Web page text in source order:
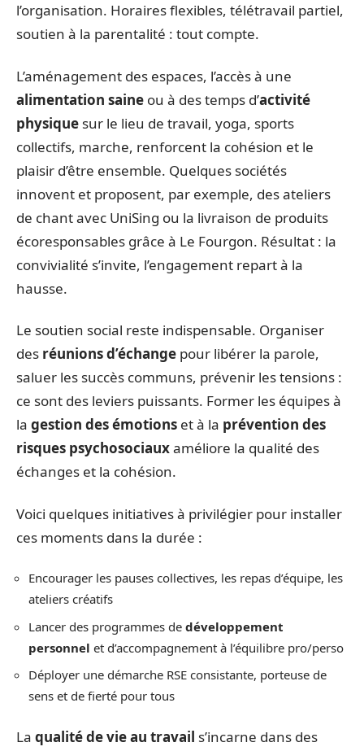
l’organisation. Horaires flexibles, télétravail partiel,
soutien à la parentalité : tout compte.
L’aménagement des espaces, l’accès à une
alimentation saine ou à des temps d’activité
physique sur le lieu de travail, yoga, sports
collectifs, marche, renforcent la cohésion et le
plaisir d’être ensemble. Quelques sociétés
innovent et proposent, par exemple, des ateliers
de chant avec UniSing ou la livraison de produits
écoresponsables grâce à Le Fourgon. Résultat : la
convivialité s’invite, l’engagement repart à la
hausse.
Le soutien social reste indispensable. Organiser
des réunions d’échange pour libérer la parole,
saluer les succès communs, prévenir les tensions :
ce sont des leviers puissants. Former les équipes à
la gestion des émotions et à la prévention des
risques psychosociauxaméliore la qualité des
échanges et la cohésion.
Voici quelques initiatives à privilégier pour installer
ces moments dans la durée :
Encourager les pauses collectives, les repas d’équipe, les
ateliers créatifs
Lancer des programmes de développement
personnel et d’accompagnement à l’équilibre pro/perso
Déployer une démarche RSE consistante, porteuse de
sens et de fierté pour tous
La qualité de vie au travail s’incarne dans des